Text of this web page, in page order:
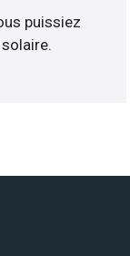
puissiez